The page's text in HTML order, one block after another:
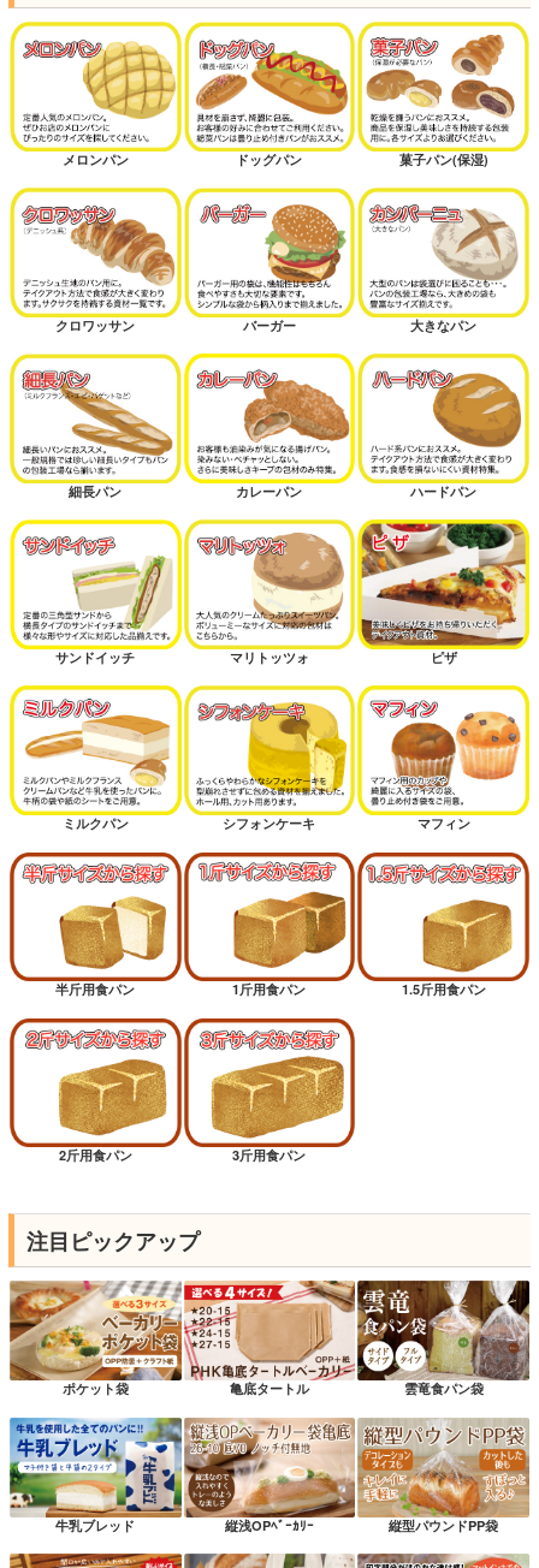
メロンパン ドッグパン 菓子パン(保湿)
クロワッサン バーガー 大きなパン
細長パン カレーパン ハードパン
サンドイッチ マリトッツォ ピザ
ミルクパン シフォンケーキ マフィン
半斤用食パン 1斤用食パン 1.5斤用食パン
2斤用食パン 3斤用食パン
注目ピックアップ
ポケット袋 亀底タートル 雲竜食パン袋
牛乳ブレッド 縦浅OPﾍﾞｰｶﾘｰ 縦型パウンドPP袋